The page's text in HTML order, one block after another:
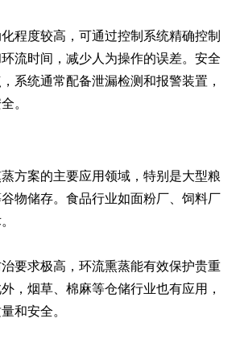
程度较高，可通过控制系统精确控制
流时间，减少人为操作的误差。安全
系统通常配备泄漏检测和报警装置，
。
方案的主要应用领域，特别是大型粮
物储存。食品行业如面粉厂、饲料厂
要求极高，环流熏蒸能有效保护贵重
，烟草、棉麻等仓储行业也有应用，
和安全。